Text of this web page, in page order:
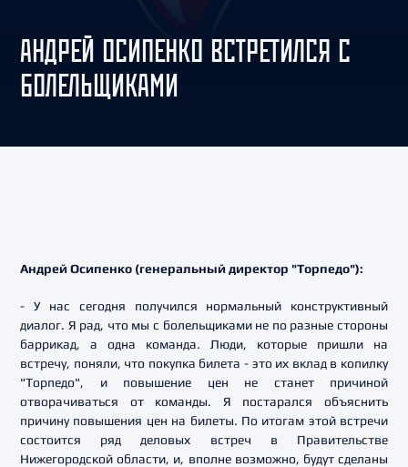
АНДРЕЙ ОСИПЕНКО ВСТРЕТИЛСЯ С
БОЛЕЛЬЩИКАМИ
Андрей Осипенко (генеральный директор "Торпедо"):
- У нас сегодня получился нормальный конструктивный
диалог. Я рад, что мы с болельщиками не по разные стороны
баррикад, а одна команда. Люди, которые пришли на
встречу, поняли, что покупка билета - это их вклад в копилку
"Торпедо", и повышение цен не станет причиной
отворачиваться от команды. Я постарался объяснить
причину повышения цен на билеты. По итогам этой встречи
состоится ряд деловых встреч в Правительстве
Нижегородской области, и, вполне возможно, будут сделаны